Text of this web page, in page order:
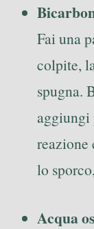
Fai una
colpite,
spugna.
aggiungi
reazione
lo
Acqua